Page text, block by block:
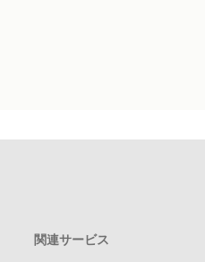
関連サービス